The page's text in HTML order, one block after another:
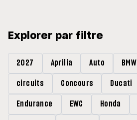
Explorer par filtre
2027 Aprilia Auto BMW
circuits Concours Ducati
Endurance EWC Honda